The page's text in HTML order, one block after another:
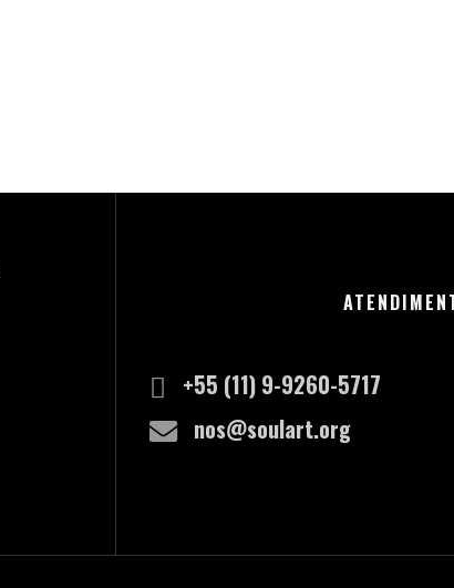
+55 (11) 9-9260-5717
nos@soulart.org